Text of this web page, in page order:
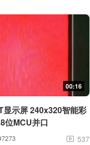
00:16
显示屏 240x320智能彩
位MCU并口
 537